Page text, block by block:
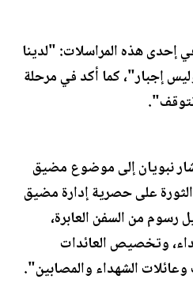
إحدى هذه المراسلات: "لدينا
إجبار"، كما أكد في مرحلة
نبويان إلى موضوع مضيق
على حصرية إدارة مضيق
رسوم من السفن العابرة،
وتخصيص العائدات
الشهداء والمصابين".